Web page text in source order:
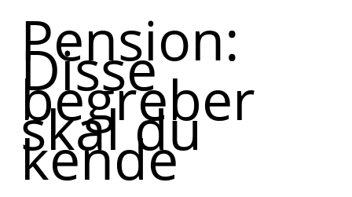
Pension:
Disse
begreber
skal du
kende